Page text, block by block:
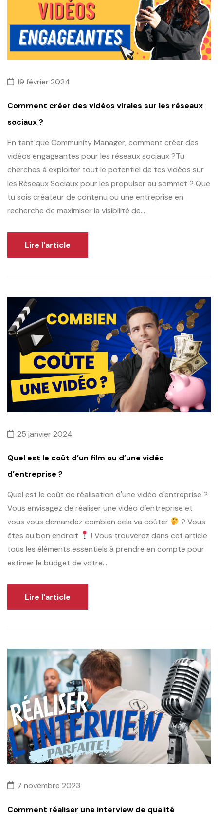
19 février 2024
Comment créer des vidéos virales sur les réseaux
sociaux ?
En tant que Community Manager, comment créer des
vidéos engageantes pour les réseaux sociaux ?Tu
cherches à exploiter tout le potentiel de tes vidéos sur
les Réseaux Sociaux pour les propulser au sommet ? Que
tu sois créateur de contenu ou une entreprise en
recherche de maximiser la visibilité de...
Lire l'article
25 janvier 2024
Quel est le coût d’un film ou d’une vidéo
d’entreprise ?
Quel est le coût de réalisation d'une vidéo d'entreprise ?
Vous envisagez de réaliser une vidéo d’entreprise et
vous vous demandez combien cela va coûter
? Vous
êtes au bon endroit
! Vous trouverez dans cet article
tous les éléments essentiels à prendre en compte pour
estimer le budget de votre...
Lire l'article
7 novembre 2023
Comment réaliser une interview de qualité